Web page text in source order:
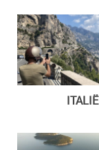
ITALIË